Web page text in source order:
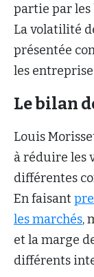
partie par les
La volatilité
présentée
les
Le bilan
Louis
à réduire les
différentes
En faisant
les marchés,
et la marge
différents